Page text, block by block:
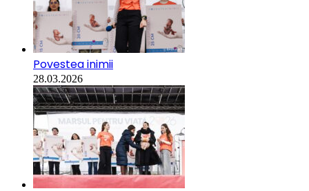
Povestea inimii
28.03.2026